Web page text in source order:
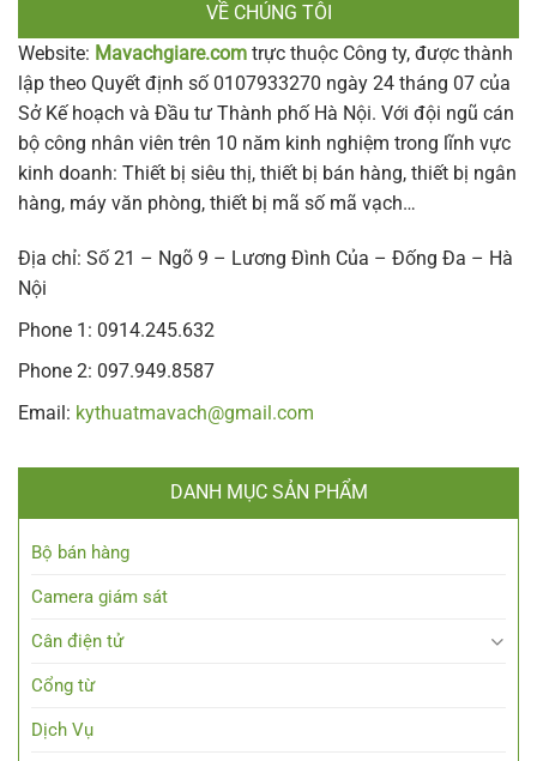
VỀ CHÚNG TÔI
Website: Mavachgiare.com trực thuộc Công ty, được thành
lập theo Quyết định số 0107933270 ngày 24 tháng 07 của
Sở Kế hoạch và Đầu tư Thành phố Hà Nội. Với đội ngũ cán
bộ công nhân viên trên 10 năm kinh nghiệm trong lĩnh vực
kinh doanh: Thiết bị siêu thị, thiết bị bán hàng, thiết bị ngân
hàng, máy văn phòng, thiết bị mã số mã vạch…
Địa chỉ: Số 21 – Ngõ 9 – Lương Đình Của – Đống Đa – Hà
Nội
Phone 1: 0914.245.632
Phone 2: 097.949.8587
Email: kythuatmavach@gmail.com
DANH MỤC SẢN PHẨM
Bộ bán hàng
Camera giám sát
Cân điện tử
Cổng từ
Dịch Vụ